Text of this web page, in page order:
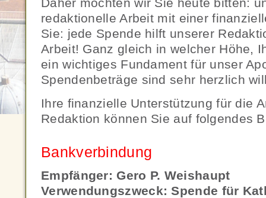
redaktionelle Arbeit mit einer
Sie: jede Spende hilft unserer
Arbeit! Ganz gleich in welcher Höhe,
ein wichtiges Fundament für unser
Spendenbeträge sind sehr herzlich
Ihre finanzielle Unterstützung für die
Redaktion können Sie auf folgendes
Bankverbindung
Empfänger: Gero P. Weishaupt
Verwendungszweck: Spende für